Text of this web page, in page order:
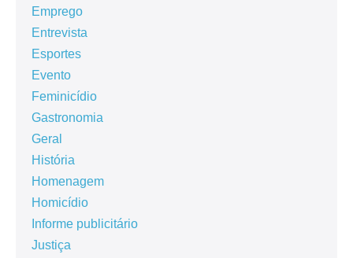
Emprego
Entrevista
Esportes
Evento
Feminicídio
Gastronomia
Geral
História
Homenagem
Homicídio
Informe publicitário
Justiça